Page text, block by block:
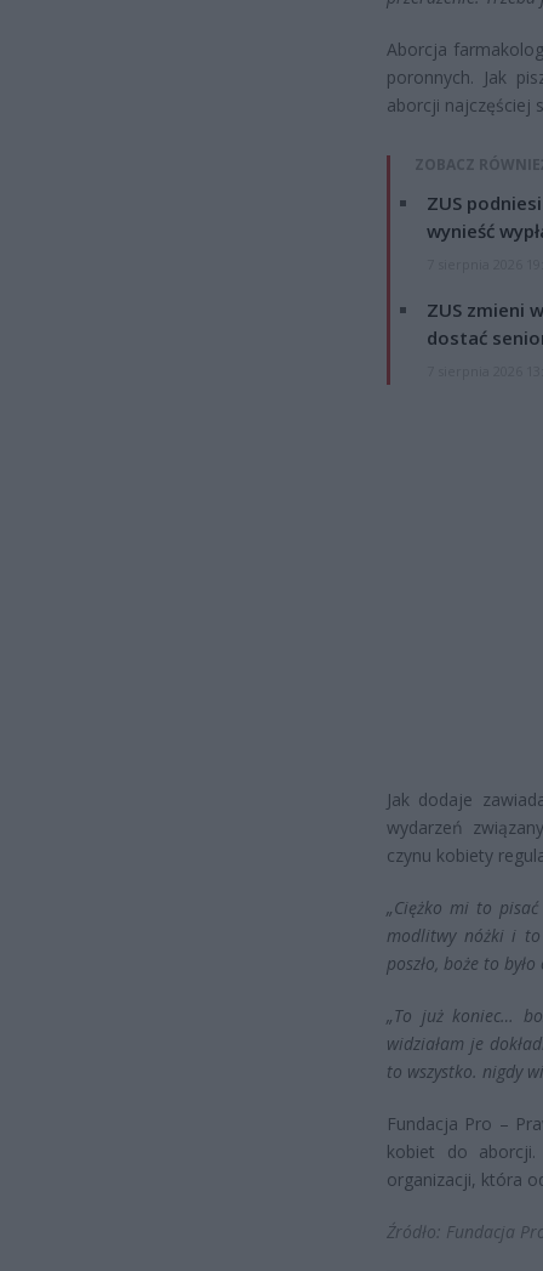
Aborcja
poronnych. Jak
aborcji najczęściej
ZOBACZ
ZUS
wynieść
ZUS zmieni
dostać
Jak dodaje
wydarzeń
czynu kobiety
„Ciężko mi to pisać
modlitwy nóżki i to
poszło, boże to
„To już koniec…
widziałam je
to wszystko. nigdy
Fundacja Pro –
kobiet do
organizacji, która
Źródło: Fundacja